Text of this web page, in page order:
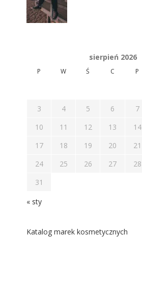
sierpień 2026
P W Ś C P
3
4 5 6 7
10
11 12 13 14
17
18 19 20 21
24
25 26 27 28
31
« sty
Katalog marek kosmetycznych